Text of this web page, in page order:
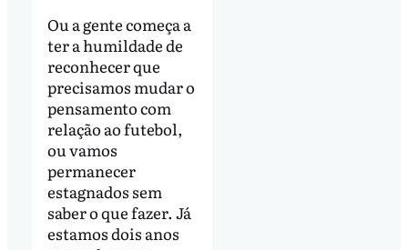
Ou a gente começa a
ter a humildade de
reconhecer que
precisamos mudar o
pensamento com
relação ao futebol,
ou vamos
permanecer
estagnados sem
saber o que fazer. Já
estamos dois anos